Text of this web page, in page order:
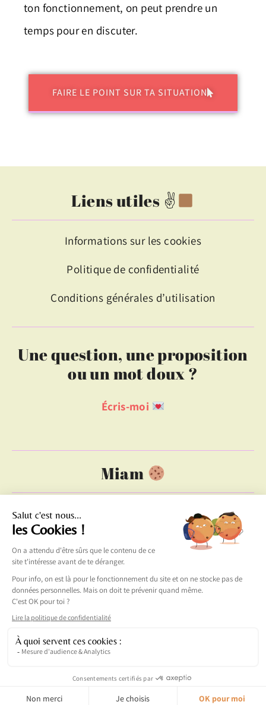
ton fonctionnement, on peut prendre un
temps pour en discuter.
FAIRE LE POINT SUR TA SITUATION
Liens utiles ✌
Informations sur les cookies
Politique de confidentialité
Conditions générales d’utilisation
Une question, une proposition
ou un mot doux ?
Écris-moi
Miam
La boutique